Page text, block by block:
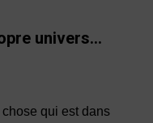
univers…
chose qui est dans